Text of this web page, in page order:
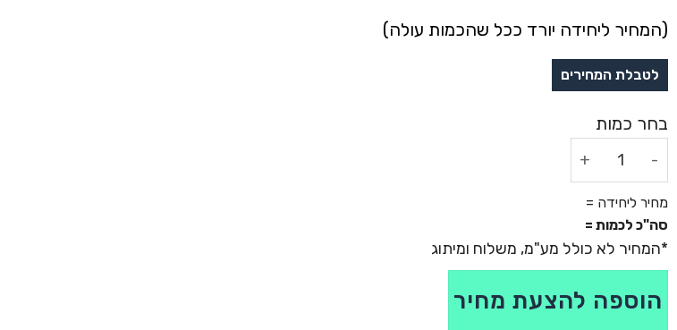
(המחיר ליחידה יורד ככל שהכמות עולה)
סה"כ לכמות =
מחיר ליחידה =
הוספה להצעת מחיר